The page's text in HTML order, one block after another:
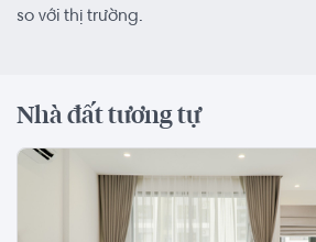
so với thị trường.
Nhà đất tương tự